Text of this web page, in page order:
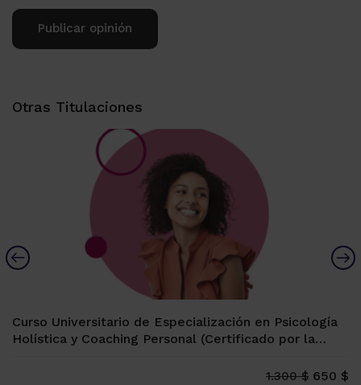
Otras Titulaciones
Curso Universitario de Especialización en Psicología
Holística y Coaching Personal (Certificado por la
1.300 $ 650 $